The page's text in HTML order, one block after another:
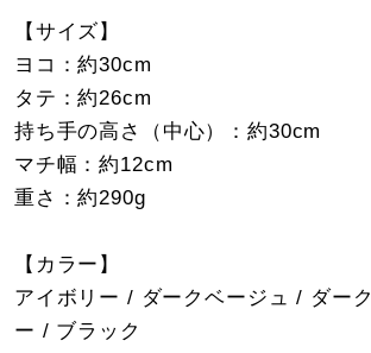
【サイズ】
ヨコ：約30cm
タテ：約26cm
持ち手の高さ（中心）：約30cm
マチ幅：約12cm
重さ：約290g
【カラー】
アイボリー / ダークベージュ / ダー
ー / ブラック